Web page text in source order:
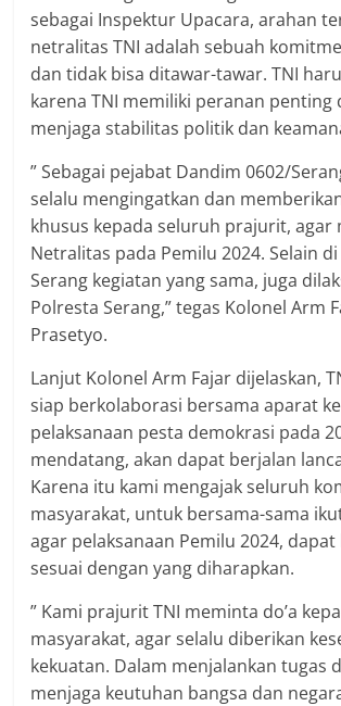
sebagai Inspektur Upacara, arahan
netralitas TNI adalah sebuah
dan tidak bisa ditawar-tawar. TNI
karena TNI memiliki peranan penting
menjaga stabilitas politik dan
” Sebagai pejabat Dandim 0602/
selalu mengingatkan dan
khusus kepada seluruh prajurit, agar
Netralitas pada Pemilu 2024. Selain
Serang kegiatan yang sama, juga
Polresta Serang,” tegas Kolonel Arm
Prasetyo.
Lanjut Kolonel Arm Fajar dijelaskan,
siap berkolaborasi bersama aparat
pelaksanaan pesta demokrasi pada
mendatang, akan dapat berjalan
Karena itu kami mengajak seluruh
masyarakat, untuk bersama-sama
agar pelaksanaan Pemilu 2024,
sesuai dengan yang diharapkan.
” Kami prajurit TNI meminta do’a
masyarakat, agar selalu diberikan
kekuatan. Dalam menjalankan tugas
menjaga keutuhan bangsa dan